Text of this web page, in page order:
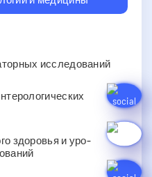
исследований
здоровья и уро-